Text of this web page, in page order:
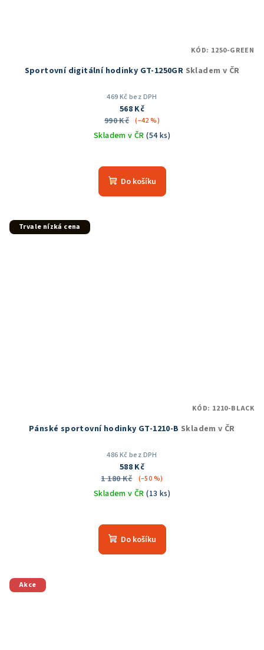
Sportovní digitální hodinky GT-1250GR Skladem v ČR
469 Kč bez DPH
568 Kč
990 Kč (–42 %)
Skladem v ČR(54 ks)
hodnocení
produktu
Do košíku
KÓD: 1250-GREEN
Trvale nízká cena
Pánské sportovní hodinky GT-1210-B Skladem v ČR
486 Kč bez DPH
588 Kč
1 180 Kč
(–50 %)
Skladem v ČR(13 ks)
hodnocení
produktu
Do košíku
KÓD: 1210-BLACK
Akce